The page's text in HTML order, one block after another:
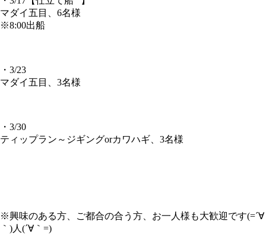
マダイ五目、6名様
※8:00出船
・3/23
マダイ五目、3名様
・3/30
ティップラン～ジギングorカワハギ、3名様
※興味のある方、ご都合の合う方、お一人様も大歓迎です(=´∀
｀)人(´∀｀=)